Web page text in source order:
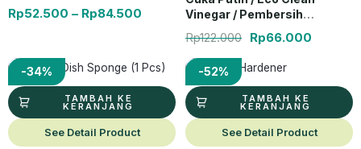
Rp52.500 – Rp84.500
Vinegar / Pembersih
Rp122.000 Rp66.000
-34%
TAMBAH KE
KERANJANG
See Detail Product
Harga aslinya adalah: Rp45.000.
Harga saat ini adalah: Rp29.500.
-52%
TAMBAH KE
KERANJANG
See Detail Product
Harga aslinya